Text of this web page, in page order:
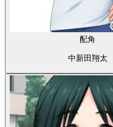
配角
中新田翔太